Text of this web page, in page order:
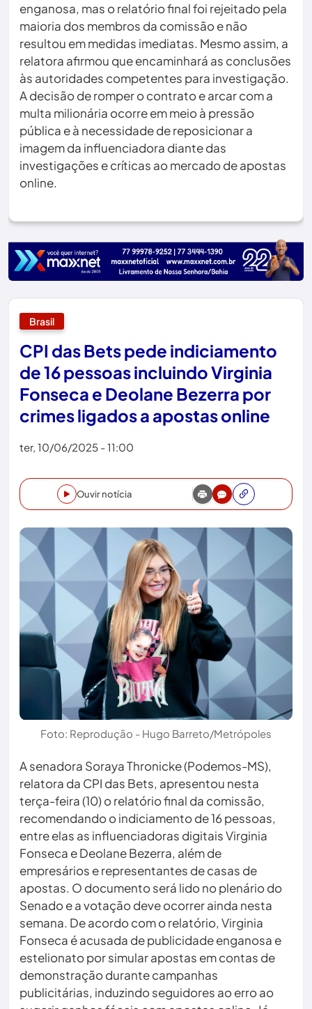
enganosa, mas o relatório final foi rejeitado pela
maioria dos membros da comissão e não
resultou em medidas imediatas. Mesmo assim, a
relatora afirmou que encaminhará as conclusões
às autoridades competentes para investigação.
A decisão de romper o contrato e arcar com a
multa milionária ocorre em meio à pressão
pública e à necessidade de reposicionar a
imagem da influenciadora diante das
investigações e críticas ao mercado de apostas
online.
Brasil
CPI das Bets pede indiciamento
de 16 pessoas incluindo Virginia
Fonseca e Deolane Bezerra por
crimes ligados a apostas online
ter, 10/06/2025 - 11:00
Ouvir notícia
Foto: Reprodução - Hugo Barreto/Metrópoles
A senadora Soraya Thronicke (Podemos-MS),
relatora da CPI das Bets, apresentou nesta
terça-feira (10) o relatório final da comissão,
recomendando o indiciamento de 16 pessoas,
entre elas as influenciadoras digitais Virginia
Fonseca e Deolane Bezerra, além de
empresários e representantes de casas de
apostas. O documento será lido no plenário do
Senado e a votação deve ocorrer ainda nesta
semana. De acordo com o relatório, Virginia
Fonseca é acusada de publicidade enganosa e
estelionato por simular apostas em contas de
demonstração durante campanhas
publicitárias, induzindo seguidores ao erro ao